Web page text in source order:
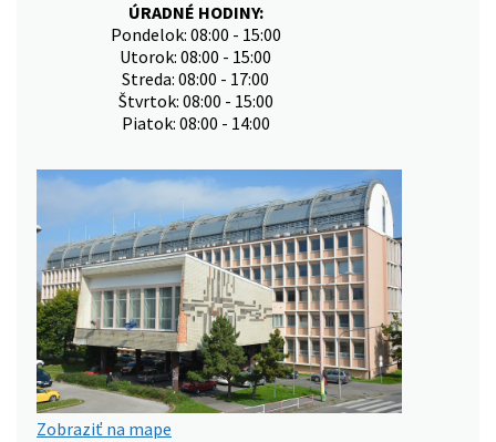
ÚRADNÉ HODINY:
Pondelok: 08:00 - 15:00
Utorok: 08:00 - 15:00
Streda: 08:00 - 17:00
Štvrtok: 08:00 - 15:00
Piatok: 08:00 - 14:00
Zobraziť na mape